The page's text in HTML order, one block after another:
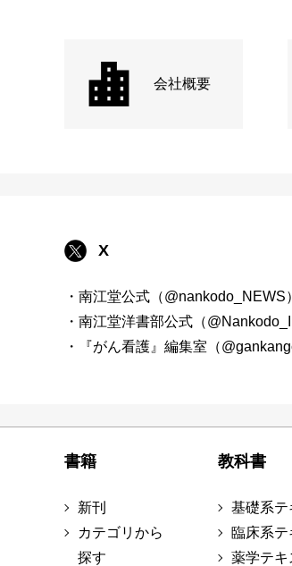
会社概要
X
・南江堂公式（@nankodo_NEWS）
・南江堂洋書部公式（
・『がん看護』編集室（
書籍
新刊
カテゴリから
探す
教科書
基礎系テ
臨床系テ
薬学テキ